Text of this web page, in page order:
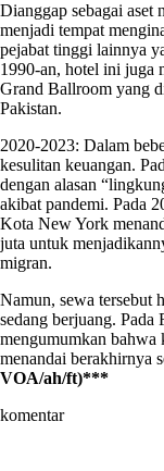
Dianggap sebagai aset
menjadi tempat
pejabat tinggi lainnya
1990-an, hotel ini juga
Grand Ballroom yang
Pakistan.
2020-2023: Dalam
kesulitan keuangan.
dengan alasan
akibat pandemi. Pada
Kota New York
juta untuk
migran.
Namun, sewa tersebut
sedang berjuang.
mengumumkan bahwa
menandai berakhirnya
VOA/ah/ft)***
komentar